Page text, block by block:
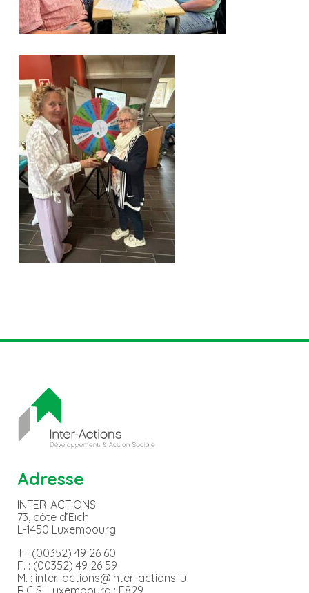
Adresse
INTER-ACTIONS
73, côte d’Eich
L-1450 Luxembourg
T. : (00352) 49 26 60
F. : (00352) 49 26 59
M. : inter-actions@inter-actions.lu